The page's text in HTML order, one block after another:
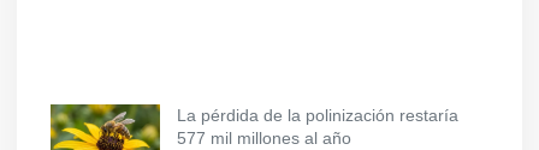
La pérdida de la polinización restaría
577 mil millones al año